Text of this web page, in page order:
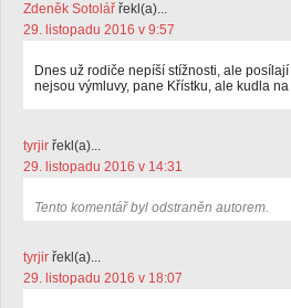
Zdeněk Sotolář řekl(a)...
29. listopadu 2016 v 9:57
Dnes už rodiče nepíší stížnosti, ale
nejsou výmluvy, pane Křístku, ale kudla na
tyrjir řekl(a)...
29. listopadu 2016 v 14:31
Tento komentář byl odstraněn autorem.
tyrjir řekl(a)...
29. listopadu 2016 v 18:07